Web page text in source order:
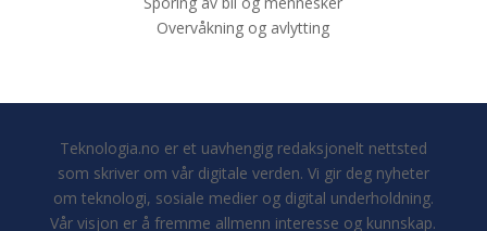
Overvåkning og avlytting
Teknologia.no er et uavhengig redaksjonelt nettsted
som skriver om vår digitale verden. Vi gir deg nyheter
om teknologi, sosiale medier og digital underholdning.
Vår visjon er å fremme allmenn interesse og kunnskap.